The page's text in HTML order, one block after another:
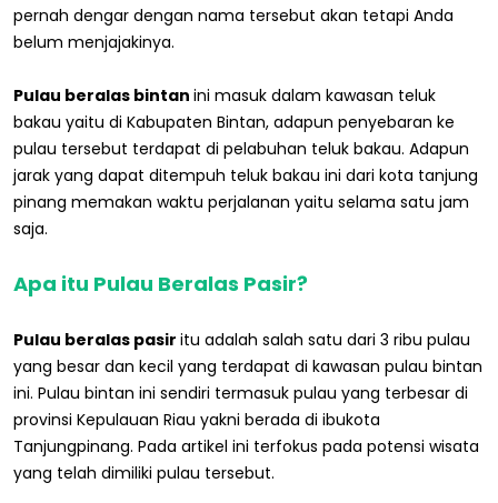
pernah dengar dengan nama tersebut akan tetapi Anda
belum menjajakinya.
Pulau beralas bintan ini masuk dalam kawasan teluk
bakau yaitu di Kabupaten Bintan, adapun penyebaran ke
pulau tersebut terdapat di pelabuhan teluk bakau. Adapun
jarak yang dapat ditempuh teluk bakau ini dari kota tanjung
pinang memakan waktu perjalanan yaitu selama satu jam
saja.
Apa itu Pulau Beralas Pasir?
Pulau beralas pasir itu adalah salah satu dari 3 ribu pulau
yang besar dan kecil yang terdapat di kawasan pulau bintan
ini. Pulau bintan ini sendiri termasuk pulau yang terbesar di
provinsi Kepulauan Riau yakni berada di ibukota
Tanjungpinang. Pada artikel ini terfokus pada potensi wisata
yang telah dimiliki pulau tersebut.